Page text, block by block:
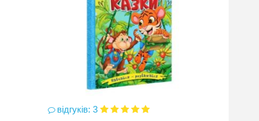
відгуків: 3